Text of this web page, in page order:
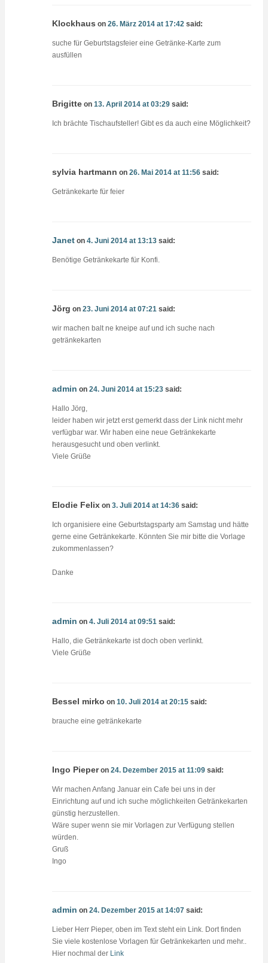
Klockhaus on 26. März 2014 at 17:42 said:
suche für Geburtstagsfeier eine Getränke-Karte zum
ausfüllen
Brigitteon 13. April 2014 at 03:29 said:
Ich brächte Tischaufsteller! Gibt es da auch eine Möglichkeit?
sylvia hartmann on 26. Mai 2014 at 11:56 said:
Getränkekarte für feier
Janeton 4. Juni 2014 at 13:13 said:
Benötige Getränkekarte für Konfi.
Jörg on 23. Juni 2014 at 07:21 said:
wir machen balt ne kneipe auf und ich suche nach
getränkekarten
admin on 24. Juni 2014 at 15:23 said:
Hallo Jörg,
leider haben wir jetzt erst gemerkt dass der Link nicht mehr
verfügbar war. Wir haben eine neue Getränkekarte
herausgesucht und oben verlinkt.
Viele Grüße
Elodie Felixon 3. Juli 2014 at 14:36 said:
Ich organisiere eine Geburtstagsparty am Samstag und hätte
gerne eine Getränkekarte. Könnten Sie mir bitte die Vorlage
zukommenlassen?
Danke
admin on 4. Juli 2014 at 09:51 said:
Hallo, die Getränkekarte ist doch oben verlinkt.
Viele Grüße
Bessel mirko on 10. Juli 2014 at 20:15 said:
brauche eine getränkekarte
Ingo Pieperon 24. Dezember 2015 at 11:09 said:
Wir machen Anfang Januar ein Cafe bei uns in der
Einrichtung auf und ich suche möglichkeiten Getränkekarten
günstig herzustellen.
Wäre super wenn sie mir Vorlagen zur Verfügung stellen
würden.
Gruß
Ingo
admin on 24. Dezember 2015 at 14:07 said:
Lieber Herr Pieper, oben im Text steht ein Link. Dort finden
Sie viele kostenlose Vorlagen für Getränkekarten und mehr..
Hier nochmal der Link